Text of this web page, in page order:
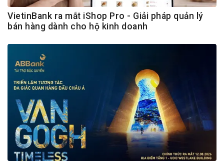
VietinBank ra mắt iShop Pro - Giải pháp quản lý
bán hàng dành cho hộ kinh doanh